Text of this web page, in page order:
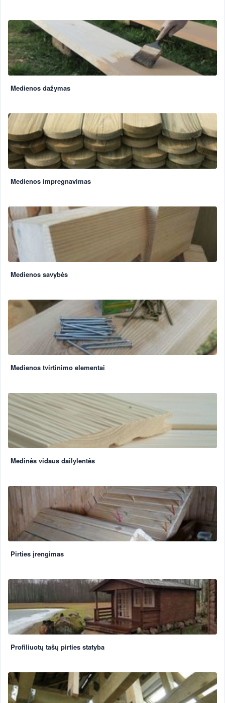
Medienos dažymas
Medienos impregnavimas
Medienos savybės
Medienos tvirtinimo elementai
Medinės vidaus dailylentės
Pirties įrengimas
Profiliuotų tašų pirties statyba